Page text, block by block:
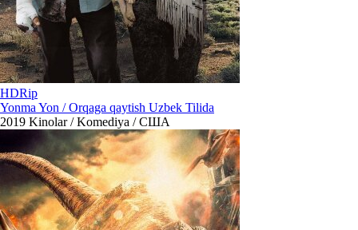
HDRip
Yonma Yon / Orqaga qaytish Uzbek Tilida
2019 Kinolar / Komediya / США